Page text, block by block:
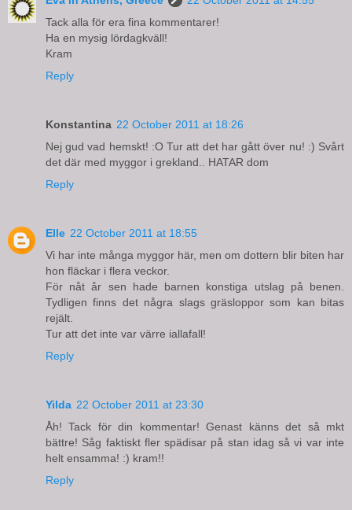
Tack alla för era fina kommentarer!
Ha en mysig lördagkväll!
Kram
Reply
Konstantina 22 October 2011 at 18:26
Nej gud vad hemskt! :O Tur att det har gått över nu! :) Svårt
det där med myggor i grekland.. HATAR dom
Reply
Elle 22 October 2011 at 18:55
Vi har inte många myggor här, men om dottern blir biten har
hon fläckar i flera veckor.
För nåt år sen hade barnen konstiga utslag på benen.
Tydligen finns det några slags gräsloppor som kan bitas
rejält.
Tur att det inte var värre iallafall!
Reply
Yilda 22 October 2011 at 23:30
Åh! Tack för din kommentar! Genast känns det så mkt
bättre! Såg faktiskt fler spädisar på stan idag så vi var inte
helt ensamma! :) kram!!
Reply